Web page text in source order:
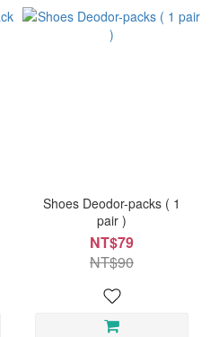
Shoes Deodor-packs ( 1
pair )
NT$79
NT$90